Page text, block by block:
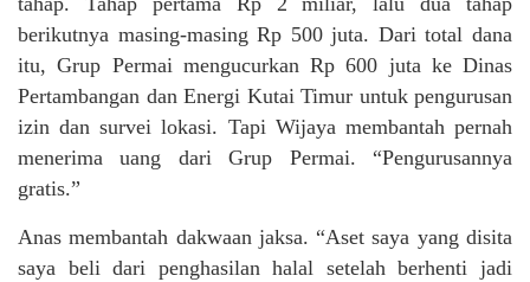
berikutnya masing-masing Rp 500 juta. Dari total dana
itu, Grup Permai mengucurkan Rp 600 juta ke Dinas
Pertambangan dan Energi Kutai Timur untuk pengurusan
izin dan survei lokasi. Tapi Wijaya membantah pernah
menerima uang dari Grup Permai. “Pengurusannya
gratis.”
Anas membantah dakwaan jaksa. “Aset saya yang disita
saya beli dari penghasilan halal setelah berhenti jadi